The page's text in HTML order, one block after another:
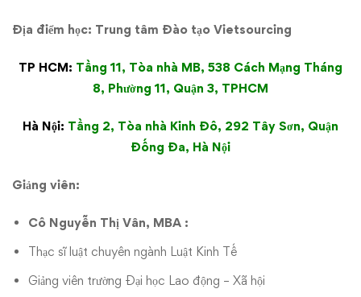
Địa điểm học: Trung tâm Đào tạo Vietsourcing
TP HCM: Tầng 11, Tòa nhà MB, 538 Cách Mạng Tháng
8, Phường 11, Quận 3, TPHCM
Hà Nội: Tầng 2, Tòa nhà Kinh Đô, 292 Tây Sơn, Quận
Đống Đa, Hà Nội
Giảng viên:
Cô Nguyễn Thị Vân, MBA :
Thạc sĩ luật chuyên ngành Luật Kinh Tế
Giảng viên trường Đại học Lao động – Xã hội